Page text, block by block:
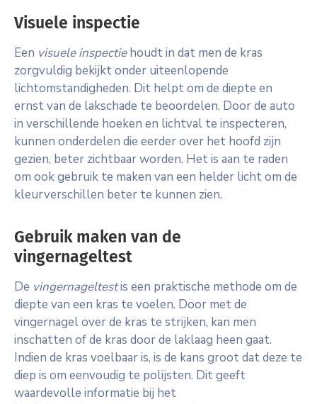
Visuele inspectie
Een visuele inspectiehoudt in dat men de kras
zorgvuldig bekijkt onder uiteenlopende
lichtomstandigheden. Dit helpt om de diepte en
ernst van de lakschade te beoordelen. Door de auto
in verschillende hoeken en lichtval te inspecteren,
kunnen onderdelen die eerder over het hoofd zijn
gezien, beter zichtbaar worden. Het is aan te raden
om ook gebruik te maken van een helder licht om de
kleurverschillen beter te kunnen zien.
Gebruik maken van de
vingernageltest
De vingernageltestis een praktische methode om de
diepte van een kras te voelen. Door met de
vingernagel over de kras te strijken, kan men
inschatten of de kras door de laklaag heen gaat.
Indien de kras voelbaar is, is de kans groot dat deze te
diep is om eenvoudig te polijsten. Dit geeft
waardevolle informatie bij het